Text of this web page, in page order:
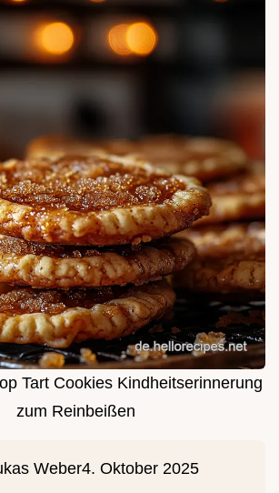
Tart Cookies Kindheitserinnerung
zum Reinbeißen
Weber4. Oktober 2025